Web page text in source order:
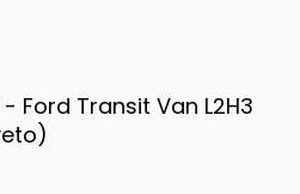
Ford Transit Van L2H3